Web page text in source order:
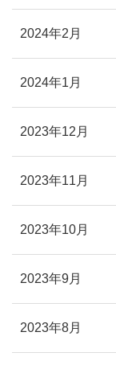
2024年2月
2024年1月
2023年12月
2023年11月
2023年10月
2023年9月
2023年8月